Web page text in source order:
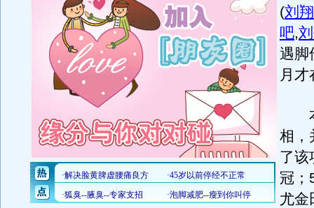
(刘
吧,
遇脚
月才
本
相，
了该
冠；
尤金